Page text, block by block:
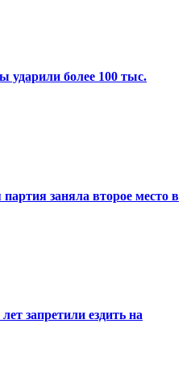
ударили более 100 тыс.
заняла второе место в
запретили ездить на